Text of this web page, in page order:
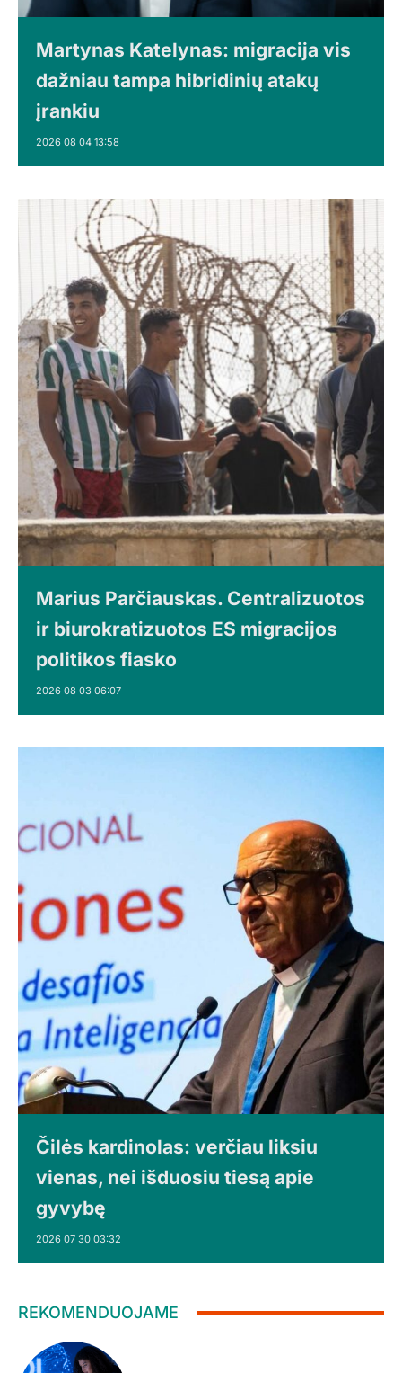
Martynas Katelynas: migracija vis
dažniau tampa hibridinių atakų
įrankiu
2026 08 04 13:58
Marius Parčiauskas. Centralizuotos
ir biurokratizuotos ES migracijos
politikos fiasko
2026 08 03 06:07
Čilės kardinolas: verčiau liksiu
vienas, nei išduosiu tiesą apie
gyvybę
2026 07 30 03:32
REKOMENDUOJAME